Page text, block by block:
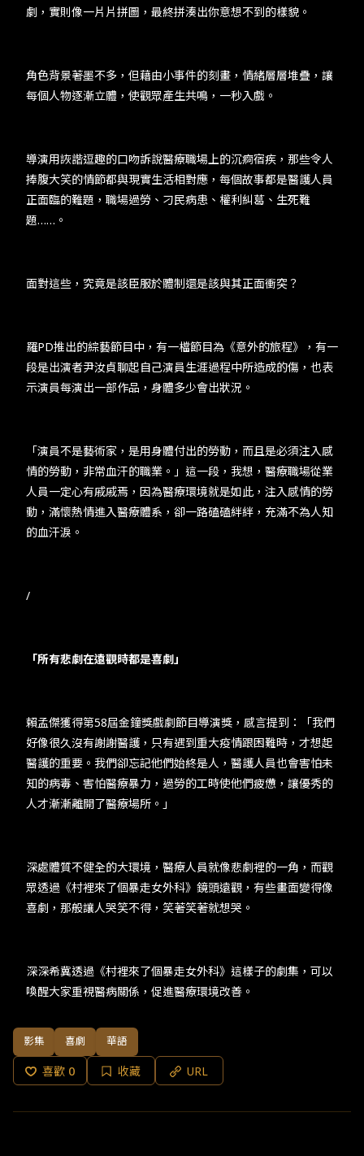
劇，實則像一片片拼圖，最終拼湊出你意想不到的樣貌。
角色背景著墨不多，但藉由小事件的刻畫，情緒層層堆疊，讓
每個人物逐漸立體，使觀眾產生共鳴，一秒入戲。
導演用詼諧逗趣的口吻訴說醫療職場上的沉痾宿疾，那些令人
捧腹大笑的情節都與現實生活相對應，每個故事都是醫護人員
正面臨的難題，職場過勞、刁民病患、權利糾葛、生死難
題……。
面對這些，究竟是該臣服於體制還是該與其正面衝突？
羅PD推出的綜藝節目中，有一檔節目為《意外的旅程》，有一
段是出演者尹汝貞聊起自己演員生涯過程中所造成的傷，也表
示演員每演出一部作品，身體多少會出狀況。
「演員不是藝術家，是用身體付出的勞動，而且是必須注入感
情的勞動，非常血汗的職業。」這一段，我想，醫療職場從業
人員一定心有戚戚焉，因為醫療環境就是如此，注入感情的勞
動，滿懷熱情進入醫療體系，卻一路磕磕絆絆，充滿不為人知
的血汗淚。
/
「所有悲劇在遠觀時都是喜劇」
賴孟傑獲得第58屆金鐘獎戲劇節目導演獎，感言提到：「我們
好像很久沒有謝謝醫護，只有遇到重大疫情跟困難時，才想起
醫護的重要。我們卻忘記他們始終是人，醫護人員也會害怕未
知的病毒、害怕醫療暴力，過勞的工時使他們疲憊，讓優秀的
人才漸漸離開了醫療場所。」
深處體質不健全的大環境，醫療人員就像悲劇裡的一角，而觀
眾透過《村裡來了個暴走女外科》鏡頭遠觀，有些畫面變得像
喜劇，那般讓人哭笑不得，笑著笑著就想哭。
深深希冀透過《村裡來了個暴走女外科》這樣子的劇集，可以
喚醒大家重視醫病關係，促進醫療環境改善。
影集 喜劇 華語
喜歡 0 收藏 URL